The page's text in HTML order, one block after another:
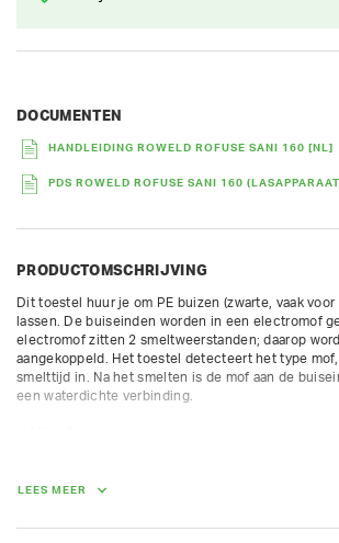
DOCUMENTEN
HANDLEIDING ROWELD ROFUSE SANI 160 [NL]
PDS ROWELD ROFUSE SANI 160
PRODUCTOMSCHRIJVING
Dit toestel huur je om PE buizen (zwarte, vaak voor
lassen. De buiseinden worden in een electromof
electromof zitten 2 smeltweerstanden; daarop
aangekoppeld. Het toestel detecteert het type
smelttijd in. Na het smelten is de mof aan de
een waterdichte verbinding.
Voor Geberit, Akatherm-EUR, Coes, Valsir, WAVIN-
LEES MEER